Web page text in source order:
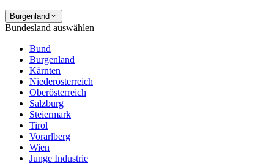
Burgenland
Bundesland auswählen
Bund
Burgenland
Kärnten
Niederösterreich
Oberösterreich
Salzburg
Steiermark
Tirol
Vorarlberg
Wien
Junge Industrie